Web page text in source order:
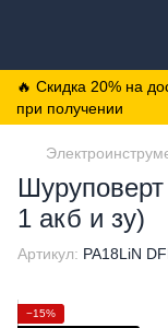
🔥 Скидка 20% на
при получении
1 акб и зу)
Артикул: PA18LiN
−15%